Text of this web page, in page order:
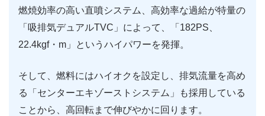
燃焼効率の高い直噴システム、高効率な過給が特量の
「吸排気デュアルTVC」によって、「182PS、
22.4kgf・m」というハイパワーを発揮。
そして、燃料にはハイオクを設定し、排気流量を高め
る「センターエキゾーストシステム」も採用している
ことから、高回転まで伸びやかに回ります。